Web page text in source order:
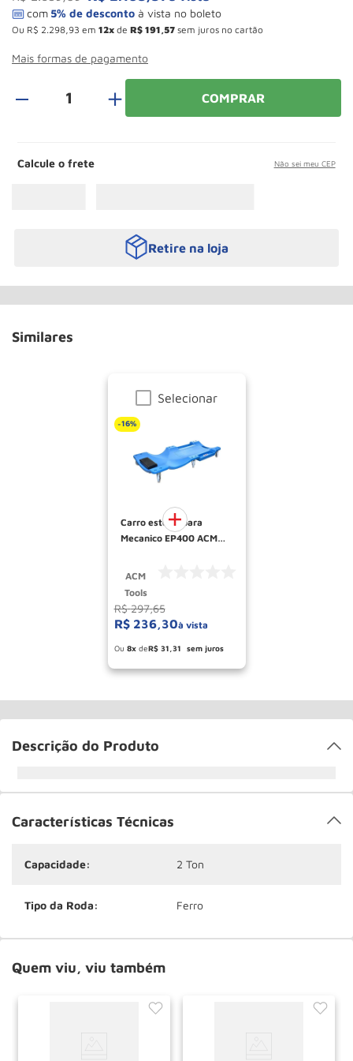
Ou R$ 2.298 93 em 12 de R$ 191 57 sem juros no cartão
Mais formas de pagamento
＋ COMPRAR
Calcule o frete Não sei meu CEP
Retire na loja
Similares
Selecionar
-16%
Carro esteira para
Mecanico EP400 ACM
ACM
Tools
R$ 297,65
R$ 236,30à vista
pagando no boleto
8 R$ 31 ,31
Descrição do Produto
Características Técnicas
Capacidade: 2 Ton
Tipo da Roda: Ferro
Quem viu, viu também
10º Roda